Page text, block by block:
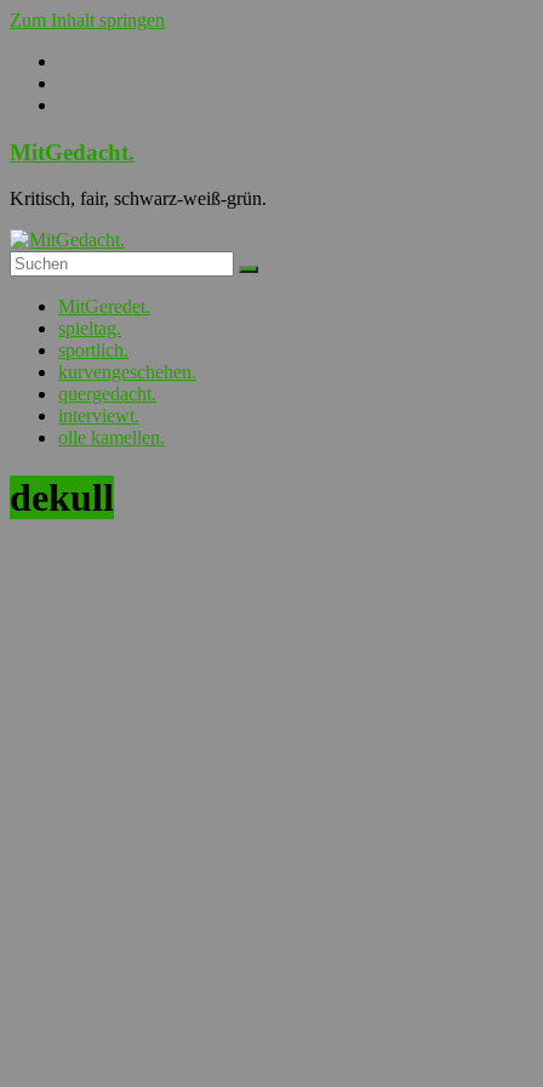
Zum Inhalt springen
MitGedacht.
Kritisch, fair, schwarz-weiß-grün.
MitGeredet.
spieltag.
sportlich.
kurvengeschehen.
quergedacht.
interviewt.
olle kamellen.
dekull